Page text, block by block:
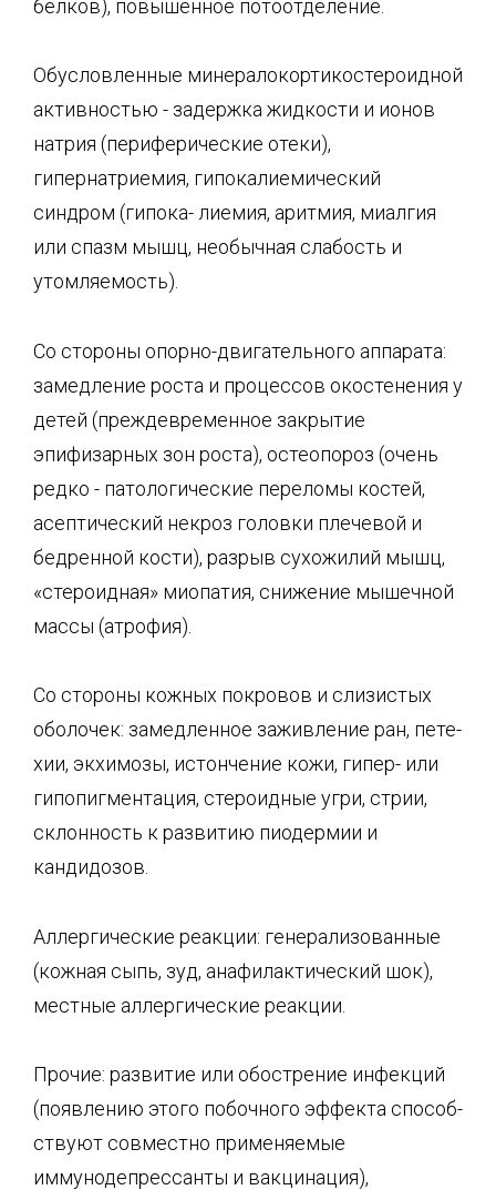
белков), повышенное потоотделение.
Обусловленные минералокортикостероидной
активностью - задержка жидкости и ионов
натрия (периферические отеки),
гипернатриемия, гипокалиемический
синдром (гипока- лиемия, аритмия, миалгия
или спазм мышц, необычная слабость и
утомляемость).
Со стороны опорно-двигательного аппарата:
замедление роста и процессов окостенения у
детей (преждевременное закрытие
эпифизарных зон роста), остеопороз (очень
редко - патологические переломы костей,
асептический некроз головки плечевой и
бедренной кости), разрыв сухожилий мышц,
«стероидная» миопатия, снижение мышечной
массы (ат­рофия).
Со стороны кожных покровов и слизистых
оболочек: замедленное заживление ран, пете-
хии, экхимозы, истончение кожи, гипер- или
гипопигментация, стероидные угри, стрии,
склонность к развитию пиодермии и
кандидозов.
Аллергические реакции: генерализованные
(кожная сыпь, зуд, анафилактический шок),
ме­стные аллергические реакции.
Прочие: развитие или обострение инфекций
(появлению этого побочного эффекта способ­
ствуют совместно применяемые
иммунодепрессанты и вакцинация),